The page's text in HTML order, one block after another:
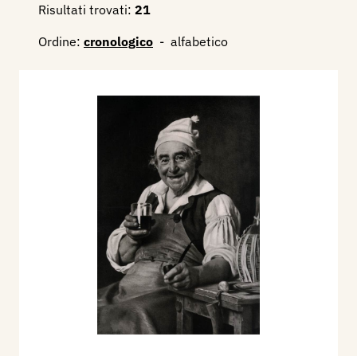
Risultati trovati: 21
Ordine: cronologico - alfabetico